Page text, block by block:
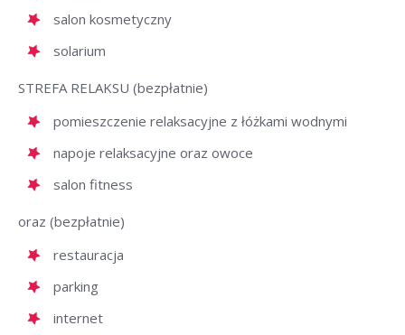
salon kosmetyczny
solarium
STREFA RELAKSU (bezpłatnie)
pomieszczenie relaksacyjne z łóżkami wodnymi
napoje relaksacyjne oraz owoce
salon fitness
oraz (bezpłatnie)
restauracja
parking
internet